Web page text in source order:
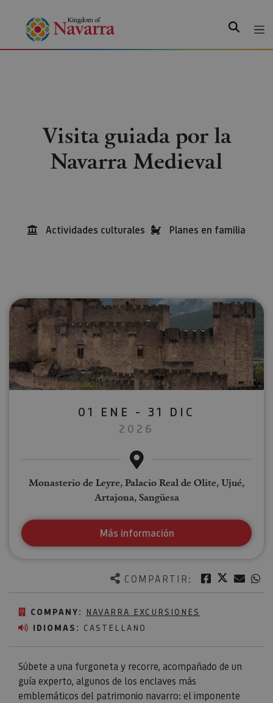
Search
Visita guiada por la
Navarra Medieval
Actividades culturales Planes en familia
COMPARTIR: Facebook
Twitter
COMPANY: NAVARRA EXCURSIONES
IDIOMAS: CASTELLANO
Súbete a una furgoneta y recorre, acompañado de un
guía experto, algunos de los enclaves más
emblemáticos del patrimonio navarro: el imponente
01 ENE - 31 DIC
2026
Monasterio de Leyre, Palacio Real de Olite, Ujué,
Artajona, Sangüesa
Más información